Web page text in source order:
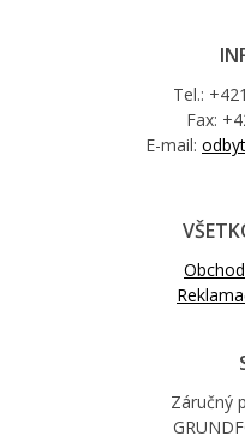
Tel.:
Fax:
E-mail:
Záručný